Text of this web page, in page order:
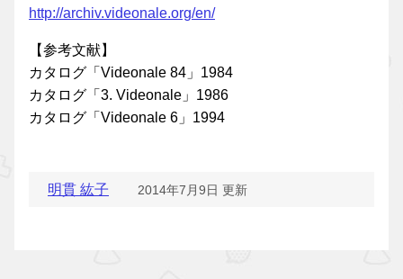
http://archiv.videonale.org/en/
【参考文献】
カタログ「Videonale 84」1984
カタログ「3. Videonale」1986
カタログ「Videonale 6」1994
明貫 紘子 2014年7月9日 更新